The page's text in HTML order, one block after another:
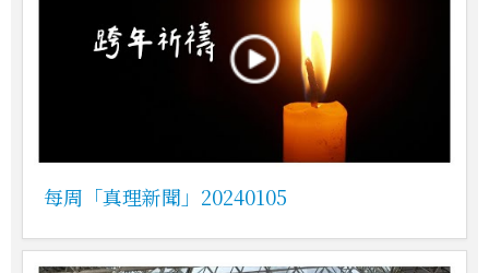
每周「真理新聞」20240105